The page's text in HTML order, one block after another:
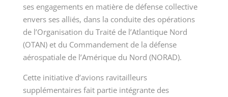
ses engagements en matière de défense collective
envers ses alliés, dans la conduite des opérations
de l’Organisation du Traité de l’Atlantique Nord
(OTAN) et du Commandement de la défense
aérospatiale de l’Amérique du Nord (NORAD).
Cette initiative d’avions ravitailleurs
supplémentaires fait partie intégrante des